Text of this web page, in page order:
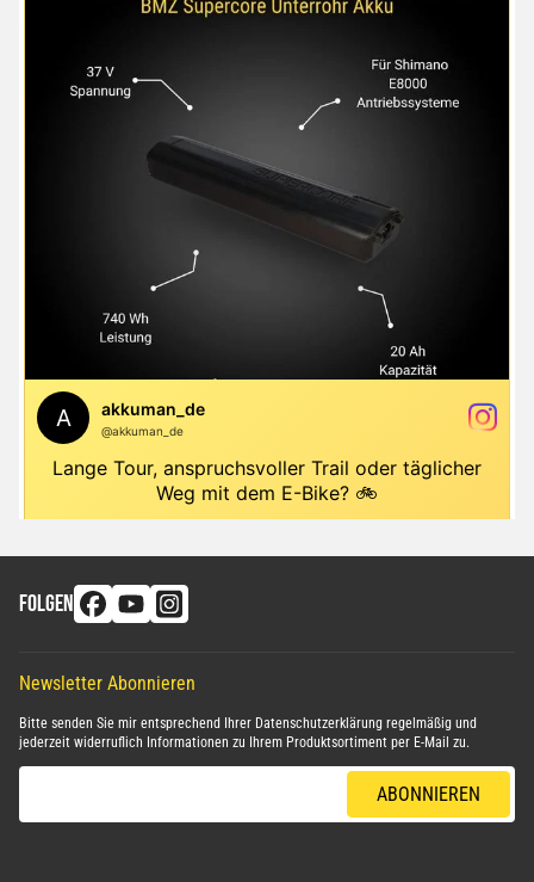
FOLGEN
Newsletter Abonnieren
Bitte senden Sie mir entsprechend Ihrer Datenschutzerklärung regelmäßig und
jederzeit widerruflich Informationen zu Ihrem Produktsortiment per E-Mail zu.
ABONNIEREN